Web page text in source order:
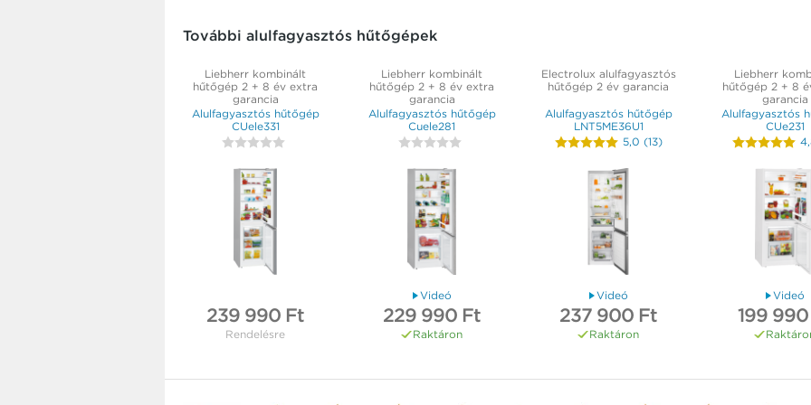
További alulfagyasztós hűtőgépek
Liebherr kombinált
hűtőgép 2 + 8 év extra
garancia
Alulfagyasztós hűtőgép
CUele331
239 990 Ft
Rendelésre
Liebherr kombinált
hűtőgép 2 + 8 év extra
garancia
Alulfagyasztós hűtőgép
Cuele281
Videó
229 990 Ft
Raktáron
Electrolux alulfagyasztós
hűtőgép 2 év garancia
Alulfagyasztós hűtőgép
LNT5ME36U1
5,0 (13)
Videó
237 900 Ft
Raktáron
Liebherr
hűtőgép 2 + 8
garancia
Alulfagyasztós
CUe231
Videó
199